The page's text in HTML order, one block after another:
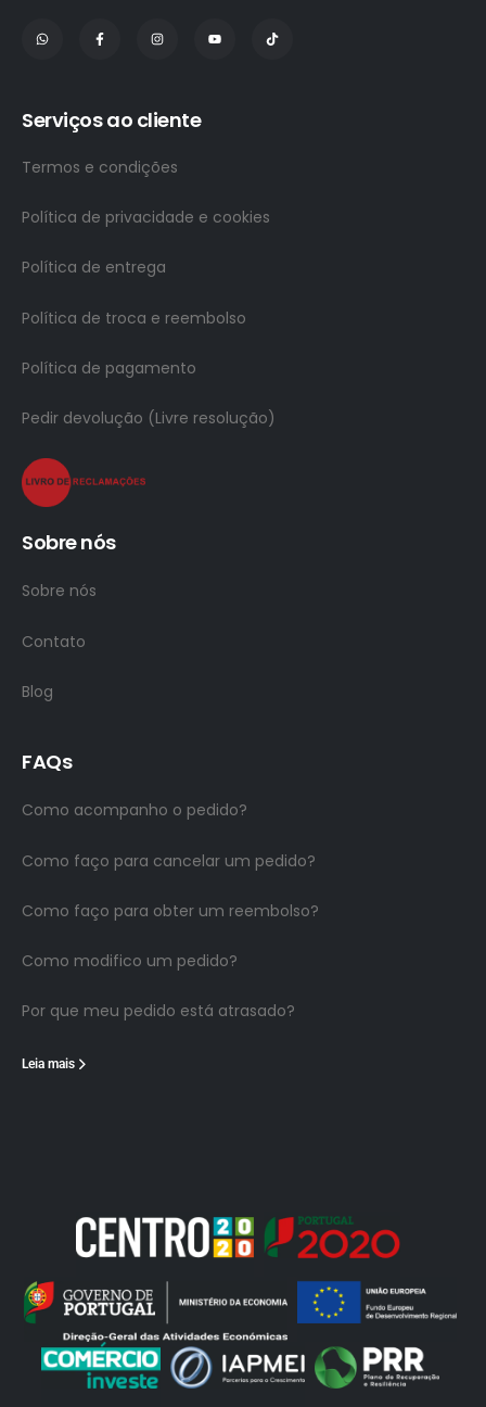
Serviços ao cliente
Termos e condições
Política de privacidade e cookies
Política de entrega
Política de troca e reembolso
Política de pagamento
Pedir devolução (Livre resolução)
Sobre nós
Sobre nós
Contato
Blog
FAQs
Como acompanho o pedido?
Como faço para cancelar um pedido?
Como faço para obter um reembolso?
Como modifico um pedido?
Por que meu pedido está atrasado?
Leia mais